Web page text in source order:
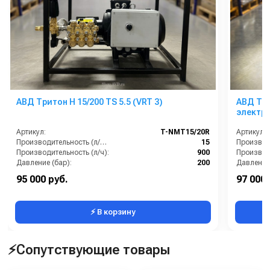
АВД Тритон H 15/200 TS 5.5 (VRT 3)
Артикул:
T-NMT15/20R
Производительность (л/мин):
15
Производительность (л/ч):
900
Давление (бар):
200
Напряжение (В):
Страна-производитель:
95 000 руб.
⚡ В корзину
АВД
Артикул:
Страна-
97 000
⚡Сопутствующие товары